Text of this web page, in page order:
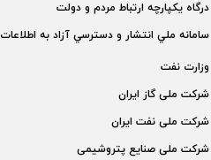
درگاه يكپارچه ارتباط مردم و دولت
سامانه ملي انتشار و دسترسي آزاد به اطلاعات
وزارت نفت
شركت ملی گاز ايران
شركت ملی نفت ايران
شركت ملی صنايع پتروشيمی